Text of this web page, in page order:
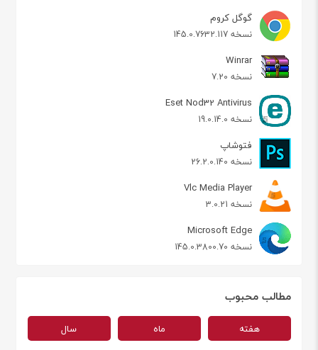
گوگل کروم
نسخه 145.0.7632.117
Winrar
نسخه 7.20
Eset Nod32 Antivirus
نسخه 19.0.14.0
فتوشاپ
نسخه 26.2.0.140
Vlc Media Player
نسخه 3.0.21
Microsoft Edge
نسخه 145.0.3800.70
مطالب محبوب
هفته ماه سال